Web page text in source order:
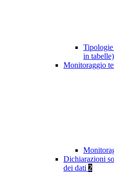
in tabelle)
Monitoraggio
Dichiarazioni
dei dati 2